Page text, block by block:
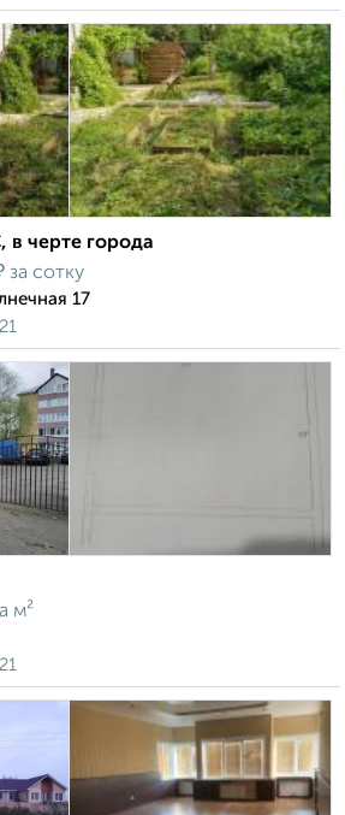
в черте города
за сотку
17
м²